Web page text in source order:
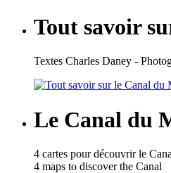
Tout savoir
Textes Charles Daney -
Le Canal du
4 cartes pour découvrir le
4 maps to discover the Canal